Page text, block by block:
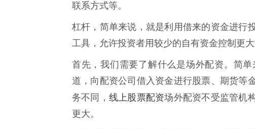
联系方式等。
杠杆，简单来说，就是利用借来的资金进行
工具，允许投资者用较少的自有资金控制更
首先，我们需要了解什么是场外配资。简
道，向配资公司借入资金进行股票、期货等
务不同， 线上股票配资场外配资不受监管机
更大。